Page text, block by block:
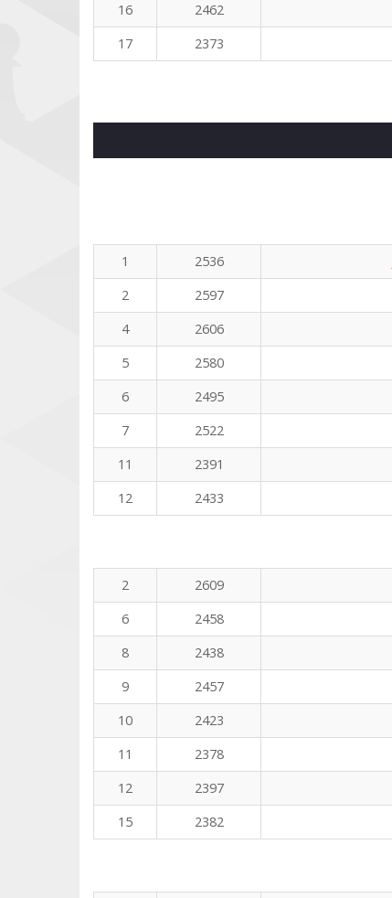
16
2462
17
2373
1
2536
2
2597
4
2606
5
2580
6
2495
7
2522
11
2391
12
2433
2
2609
6
2458
8
2438
9
2457
10
2423
11
2378
12
2397
15
2382